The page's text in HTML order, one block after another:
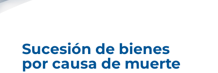
Sucesión de bienes
por causa de muerte